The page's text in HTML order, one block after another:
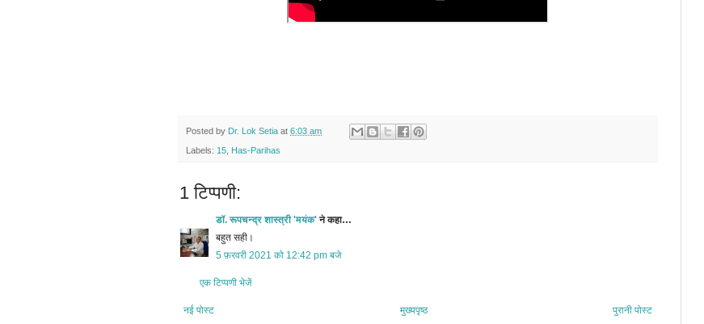
Posted by Dr. Lok Setia at 6:03 am
Labels: 15 Has-Parihas
1 टिप्पणी:
डॉ. रूपचन्द्र शास्त्री 'मयंक' ने कहा…
बहुत सही।
5 फ़रवरी 2021 को 12:42 pm बजे
एक टिप्पणी भेजें
नई पोस्ट पुरानी पोस्ट
मुख्यपृष्ठ